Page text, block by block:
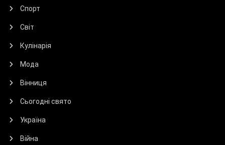
Спорт
Світ
Кулінарія
Мода
Вінниця
Сьогодні свято
Україна
Війна